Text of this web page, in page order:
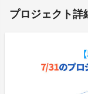
プロジェクト詳